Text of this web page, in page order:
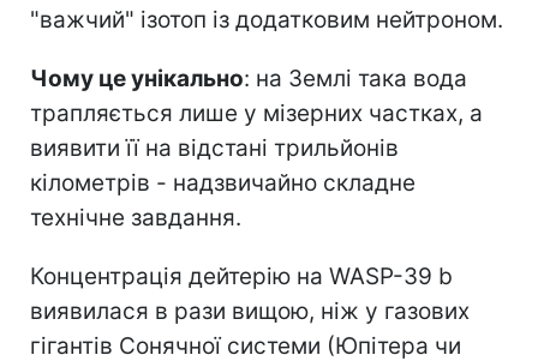
"важчий" ізотоп із додатковим нейтроном.
Чому це унікально: на Землі така вода
трапляється лише у мізерних частках, а
виявити її на відстані трильйонів
кілометрів - надзвичайно складне
технічне завдання.
Концентрація дейтерію на WASP-39 b
виявилася в рази вищою, ніж у газових
гігантів Сонячної системи (Юпітера чи